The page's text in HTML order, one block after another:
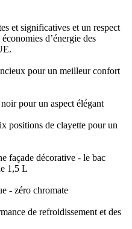
et significatives et un respect
d’énergie des
pour un meilleur confort
pour un aspect élégant
positions de clayette pour un
façade décorative - le bac
1,5 L
- zéro chromate
de refroidissement et des